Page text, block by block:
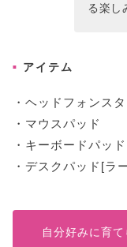
る楽し
アイテム
・ヘッドフォンス
・マウスパッド
・キーボードパッド
・デスクパッド[ラ
自分好みに育